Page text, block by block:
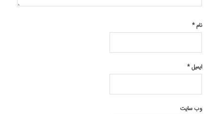
نام*
ایمیل*
وب‌ سایت